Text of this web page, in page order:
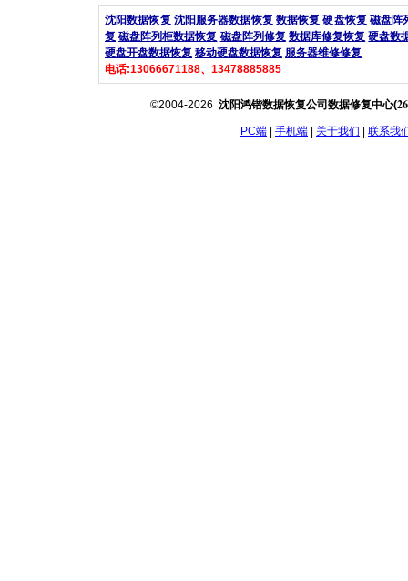
沈阳数据恢复 沈阳服务器数据恢复 数据恢复 硬盘恢复 磁盘阵
复 磁盘阵列柜数据恢复 磁盘阵列修复 数据库修复恢复 硬盘数
硬盘开盘数据恢复 移动硬盘数据恢复 服务器维修修复
电话:13066671188、13478885885
©2004-2026 沈阳鸿锴数据恢复公司数据修复中心(
PC端 手机端 关于我们 联系我